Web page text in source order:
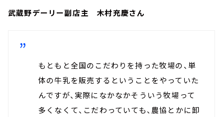
武蔵野デーリー副店主 木村充慶さん
もともと全国のこだわりを持った牧場の、単
体の牛乳を販売するということをやっていた
んですが、実際になかなかそういう牧場って
多くなくて、こだわっていても、農協とかに卸